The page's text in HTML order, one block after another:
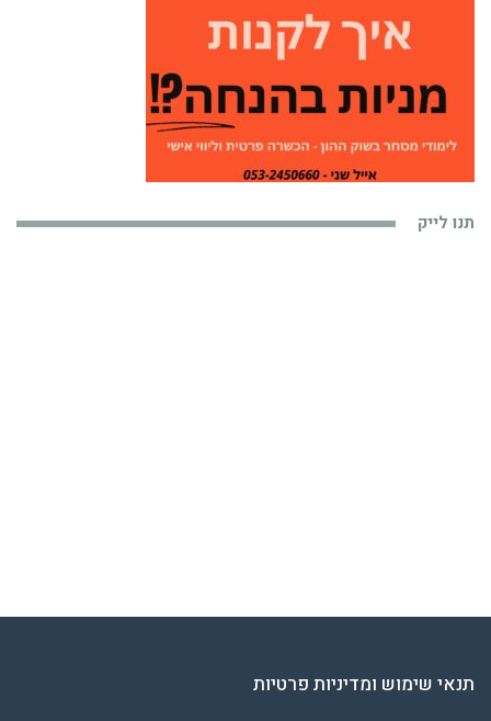
תנו לייק
תנאי שימוש ומדיניות פרטיות